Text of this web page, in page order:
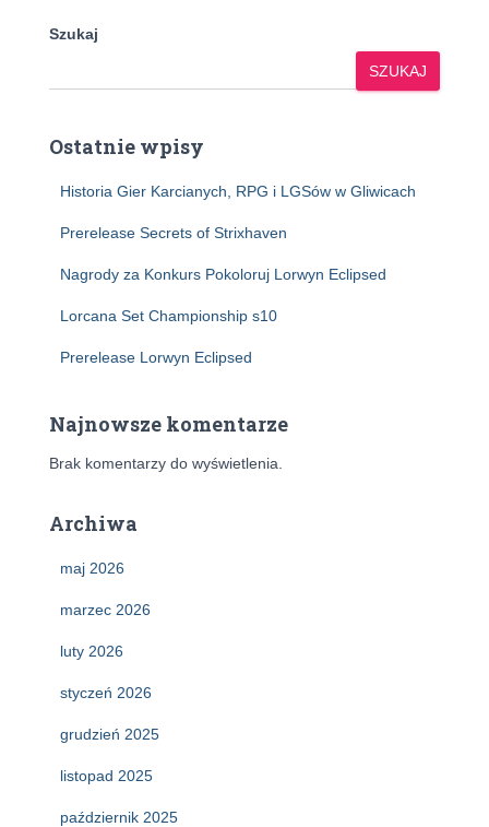
Szukaj
SZUKAJ
Ostatnie wpisy
Historia Gier Karcianych, RPG i LGSów w Gliwicach
Prerelease Secrets of Strixhaven
Nagrody za Konkurs Pokoloruj Lorwyn Eclipsed
Lorcana Set Championship s10
Prerelease Lorwyn Eclipsed
Najnowsze komentarze
Brak komentarzy do wyświetlenia.
Archiwa
maj 2026
marzec 2026
luty 2026
styczeń 2026
grudzień 2025
listopad 2025
październik 2025